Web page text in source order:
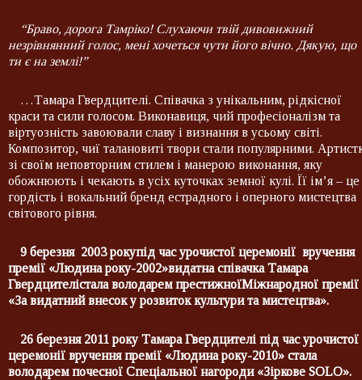
“Браво, дорога Тамріко! Слухаючи твій дивовижний
незрівнянний голос, мені хочеться чути йоговічно. Дякую, що
ти є на землі!”
…Тамара Гвердцителі. Співачка з унікальним, рідкісної
краси та сили голосом. Виконавиця, чий професіоналізм та
віртуозність завоювали славу і визнання в усьому світі.
Композитор, чиї талановиті твори стали популярними.
зі своїм неповторним стилем і манерою виконання, яку
обожнюють і чекають в усіх куточках земної кулі. Її ім’я – це
гордість і вокальний бренд естрадного і оперного мистецтва
світового рівня.
9 березня 2003 рокупід час урочистої церемонії вручення
премії «Людина року-2002»видатна співачка Тамара
Гвердцителістала володарем престижноїМіжнародної премії
«За видатний внесок у розвиток культури та мистецтва».
26 березня 2011 року Тамара Гвердцителі під час урочистої
церемонії вручення премії «Людина року-2010» стала
володарем почесної Спеціальної нагороди «Зіркове SOLO».